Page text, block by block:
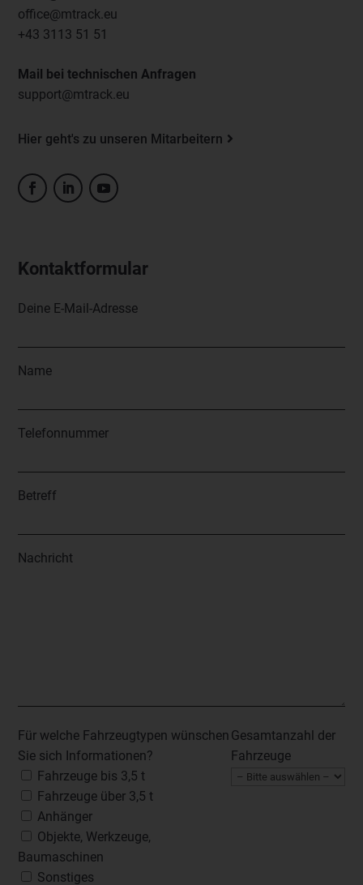
office@mtrack.eu
+43 3113 51 51
Mail bei technischen Anfragen
support@mtrack.eu
Hier geht's zu unseren Mitarbeitern
Kontaktformular
Deine E-Mail-Adresse
Name
Telefonnummer
Betreff
Nachricht
Für welche Fahrzeugtypen wünschen
Sie sich Informationen?
Fahrzeuge bis 3,5 t
Fahrzeuge über 3,5 t
Anhänger
Objekte, Werkzeuge,
Baumaschinen
Sonstiges
Gesamtanzahl der
Fahrzeuge